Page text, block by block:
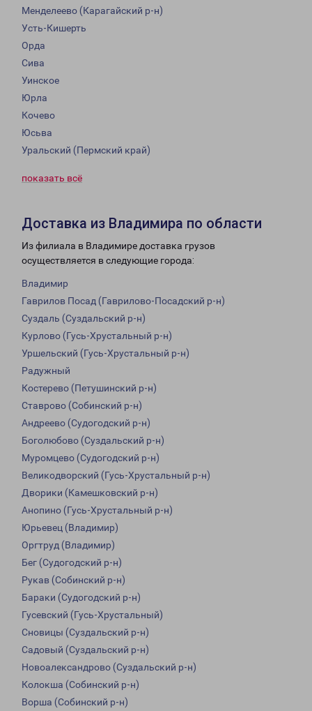
Менделеево (Карагайский р-н)
Усть-Кишерть
Орда
Сива
Уинское
Юрла
Кочево
Юсьва
Уральский (Пермский край)
показать всё
Доставка из Владимира по области
Из филиала в Владимире доставка грузов
осуществляется в следующие города:
Владимир
Гаврилов Посад (Гаврилово-Посадский р-н)
Суздаль (Суздальский р-н)
Курлово (Гусь-Хрустальный р-н)
Уршельский (Гусь-Хрустальный р-н)
Радужный
Костерево (Петушинский р-н)
Ставрово (Собинский р-н)
Андреево (Судогодский р-н)
Боголюбово (Суздальский р-н)
Муромцево (Судогодский р-н)
Великодворский (Гусь-Хрустальный р-н)
Дворики (Камешковский р-н)
Анопино (Гусь-Хрустальный р-н)
Юрьевец (Владимир)
Оргтруд (Владимир)
Бег (Судогодский р-н)
Рукав (Собинский р-н)
Бараки (Судогодский р-н)
Гусевский (Гусь-Хрустальный)
Сновицы (Суздальский р-н)
Садовый (Суздальский р-н)
Новоалександрово (Суздальский р-н)
Колокша (Собинский р-н)
Ворша (Собинский р-н)